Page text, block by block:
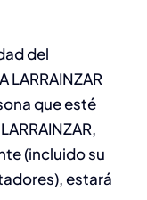
del
LARRAINZAR
que esté
(incluido su
estará